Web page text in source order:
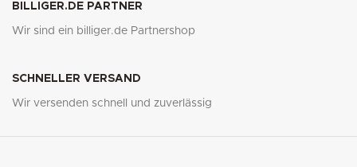
BILLIGER.DE PARTNER
Wir sind ein billiger.de Partnershop
SCHNELLER VERSAND
Wir versenden schnell und zuverlässig